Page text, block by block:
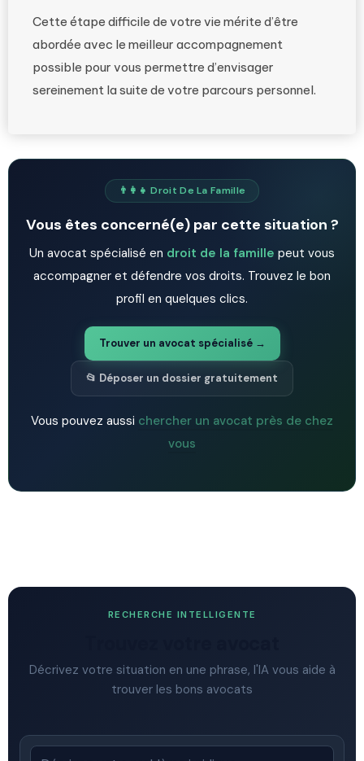
Cette étape difficile de votre vie mérite d’être
abordée avec le meilleur accompagnement
possible pour vous permettre d’envisager
sereinement la suite de votre parcours personnel.
👨‍👩‍👧 Droit De La Famille
Vous êtes concerné(e) par cette situation ?
Un avocat spécialisé en droit de la famille peut vous
accompagner et défendre vos droits. Trouvez le bon
profil en quelques clics.
Trouver un avocat spécialisé →
📂 Déposer un dossier gratuitement
Vous pouvez aussi chercher un avocat près de chez
vous
RECHERCHE INTELLIGENTE
Décrivez votre situation en une phrase, l'IA vous aide à
trouver les bons avocats